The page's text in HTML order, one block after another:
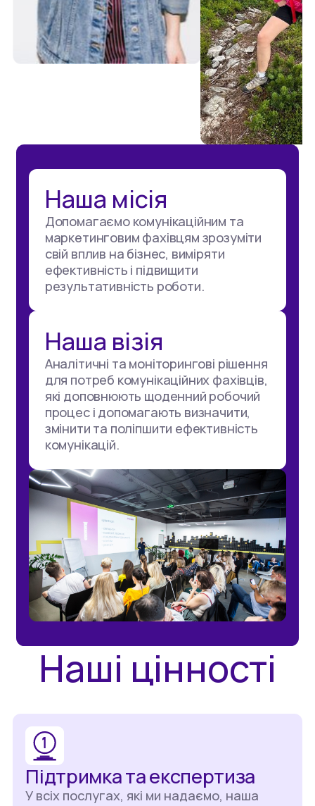
Наша місія
Допомагаємо комунікаційним та
маркетинговим фахівцям зрозуміти
свій вплив на бізнес, виміряти
ефективність і підвищити
результативність роботи.
Наша візія
Аналітичні та моніторингові рішення
для потреб комунікаційних фахівців,
які доповнюють щоденний робочий
процес і допомагають визначити,
змінити та поліпшити ефективність
комунікацій.
Наші цінності
Підтримка та експертиза
У всіх послугах, які ми надаємо, наша